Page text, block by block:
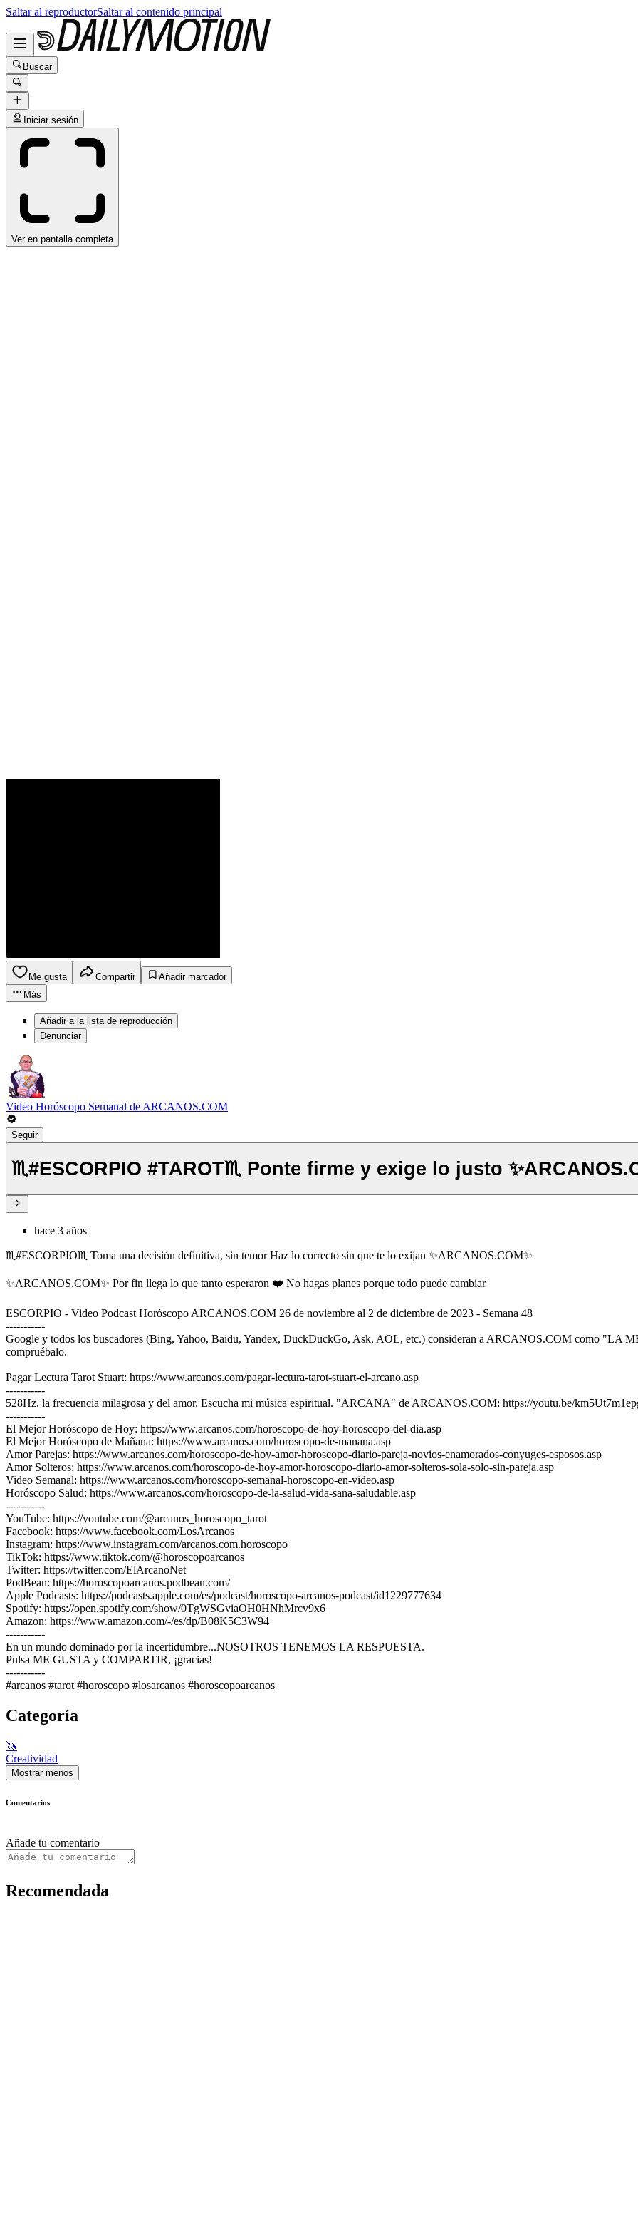
Saltar al reproductorSaltar al contenido principal
Buscar
Iniciar sesión
Ver en pantalla completa
Me gusta Compartir
Añadir marcador
Más
Añadir a la lista de reproducción
Denunciar
Video Horóscopo Semanal de ARCANOS.COM
Seguir
♏️#ESCORPIO #TAROT♏️ Ponte firme y exige lo
hace 3 años
♏️#ESCORPIO♏️ Toma una decisión definitiva, sin temor Haz lo correcto sin que te lo exijan ✨ARCANOS.COM✨
✨ARCANOS.COM✨ Por fin llega lo que tanto esperaron ❤️ No hagas planes porque todo puede cambiar ‍‍
ESCORPIO - Video Podcast Horóscopo ARCANOS.COM 26 de noviembre al 2 de diciembre de 2023 - Semana 48
-----------
Google y todos los buscadores (Bing, Yahoo, Baidu, Yandex, DuckDuckGo, Ask, AOL, etc.) consideran a ARCANOS.COM como
compruébalo.
Pagar Lectura Tarot Stuart: https://www.arcanos.com/pagar-lectura-tarot-stuart-el-arcano.asp
-----------
528Hz, la frecuencia milagrosa y del amor. Escucha mi música espiritual. "ARCANA" de ARCANOS.COM: https://youtu.be/
-----------
El Mejor Horóscopo de Hoy: https://www.arcanos.com/horoscopo-de-hoy-horoscopo-del-dia.asp
El Mejor Horóscopo de Mañana: https://www.arcanos.com/horoscopo-de-manana.asp
Amor Parejas: https://www.arcanos.com/horoscopo-de-hoy-amor-horoscopo-diario-pareja-novios-enamorados-conyuges-esposos.asp
Amor Solteros: https://www.arcanos.com/horoscopo-de-hoy-amor-horoscopo-diario-amor-solteros-sola-solo-sin-pareja.asp
Video Semanal: https://www.arcanos.com/horoscopo-semanal-horoscopo-en-video.asp
Horóscopo Salud: https://www.arcanos.com/horoscopo-de-la-salud-vida-sana-saludable.asp
-----------
YouTube: https://youtube.com/@arcanos_horoscopo_tarot
Facebook: https://www.facebook.com/LosArcanos
Instagram: https://www.instagram.com/arcanos.com.horoscopo
TikTok: https://www.tiktok.com/@horoscopoarcanos
Twitter: https://twitter.com/ElArcanoNet
PodBean: https://horoscopoarcanos.podbean.com/
Apple Podcasts: https://podcasts.apple.com/es/podcast/horoscopo-arcanos-podcast/id1229777634
Spotify: https://open.spotify.com/show/0TgWSGviaOH0HNhMrcv9x6
Amazon: https://www.amazon.com/-/es/dp/B08K5C3W94
-----------
En un mundo dominado por la incertidumbre...NOSOTROS TENEMOS LA RESPUESTA.
Pulsa ME GUSTA y COMPARTIR, ¡gracias!
-----------
#arcanos #tarot #horoscopo #losarcanos #horoscopoarcanos
Categoría
🦄
Creatividad
Mostrar menos
Comentarios
Añade tu comentario
Recomendada